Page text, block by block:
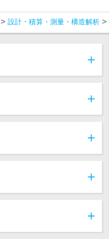
設計・積算・測量・構造解析